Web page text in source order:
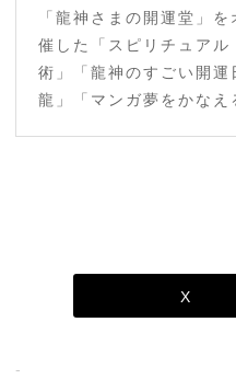
お金は「体育」
エゴとは何か 〜お金は
お金のステージを上げ
龍神様はあなたの経済
父親を癒すことが、お
お父さんとの関係は問
「龍神さまの開運堂」
催した「スピリチュア
術」「龍神のすごい開
龍」「マンガ夢をかな
X
-